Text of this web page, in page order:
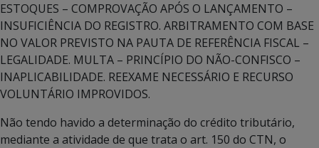
ESTOQUES – COMPROVAÇÃO APÓS O LANÇAMENTO –
INSUFICIÊNCIA DO REGISTRO. ARBITRAMENTO COM BASE
NO VALOR PREVISTO NA PAUTA DE REFERÊNCIA FISCAL –
LEGALIDADE. MULTA – PRINCÍPIO DO NÃO-CONFISCO –
INAPLICABILIDADE. REEXAME NECESSÁRIO E RECURSO
VOLUNTÁRIO IMPROVIDOS.
Não tendo havido a determinação do crédito tributário,
mediante a atividade de que trata o art. 150 do CTN, o